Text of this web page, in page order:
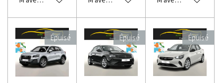
Épuisé Épuisé Épuisé